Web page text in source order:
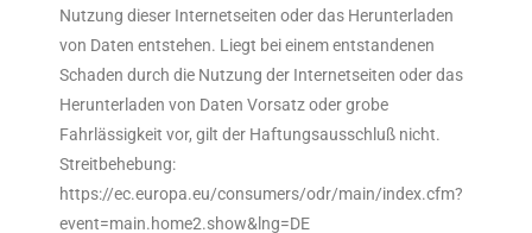
Nutzung dieser Internetseiten oder das Herunterladen
von Daten entstehen. Liegt bei einem entstandenen
Schaden durch die Nutzung der Internetseiten oder das
Herunterladen von Daten Vorsatz oder grobe
Fahrlässigkeit vor, gilt der Haftungsausschluß nicht.
Streitbehebung:
https://ec.europa.eu/consumers/odr/main/index.cfm?
event=main.home2.show&lng=DE